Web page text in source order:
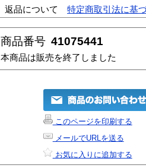
返品について
特定商取引法に基
商品番号 41075441
本商品は販売を終了しました
このページを印刷する
メールでURLを送る
お気に入りに追加する